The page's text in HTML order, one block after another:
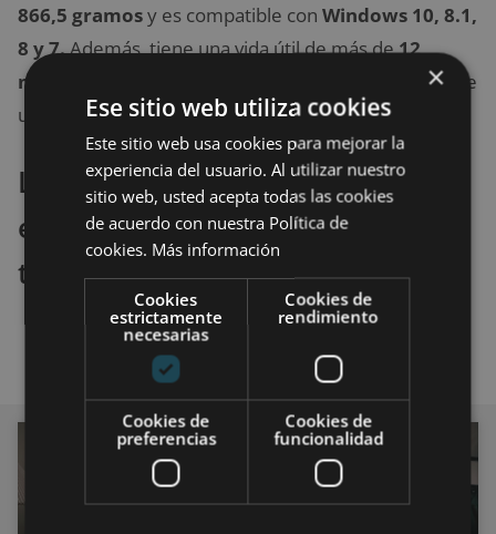
866,5 gramosy es compatible con Windows 10, 8.1,
8 y 7.Además, tiene una vida útil de más de12
millones de golpes de tecla
y se conecta a través de
un cable de 1,8 metros USB 2.0
La mejor oferta que hemos
encontrado para comprar el
teclado MSI Vigor GK20
PERIFÉRICOS
×
Ese sitio web utiliza cookies
Este sitio web usa cookies para mejorar la
experiencia del usuario. Al utilizar nuestro
sitio web, usted acepta todas las cookies
de acuerdo con nuestra Política de
cookies. Más información
Cookies
estrictamente
necesarias
Cookies de
rendimiento
Cookies de
preferencias
Cookies de
funcionalidad